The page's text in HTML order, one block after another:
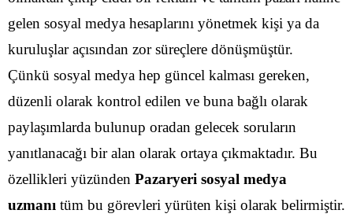
gelen sosyal medya hesaplarını yönetmek kişi ya da
kuruluşlar açısından zor süreçlere dönüşmüştür.
Çünkü sosyal medya hep güncel kalması gereken,
düzenli olarak kontrol edilen ve buna bağlı olarak
paylaşımlarda bulunup oradan gelecek soruların
yanıtlanacağı bir alan olarak ortaya çıkmaktadır. Bu
özellikleri yüzünden Pazaryeri sosyal medya
uzmanı tüm bu görevleri yürüten kişi olarak belirmiştir.